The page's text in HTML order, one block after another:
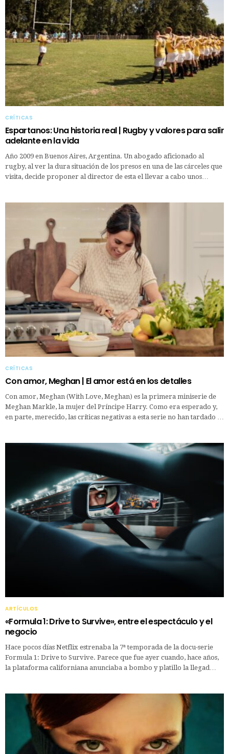
CRÍTICAS
Espartanos: Una historia real | Rugby y valores para salir
adelante en la vida
Año 2009 en Buenos Aires, Argentina. Un abogado aficionado al
rugby, al ver la dura situación de los presos en una de las cárceles que
visita, decide proponer al director de esta el llevar a cabo unos…
CRÍTICAS
Con amor, Meghan | El amor está en los detalles
Con amor, Meghan (With Love, Meghan) es la primera miniserie de
Meghan Markle, la mujer del Príncipe Harry. Como era esperado y,
en parte, merecido, las críticas negativas a esta serie no han tardado …
ARTÍCULOS
«Formula 1: Drive to Survive», entre el espectáculo y el
negocio
Hace pocos días Netflix estrenaba la 7ª temporada de la docu-serie
Formula 1: Drive to Survive. Parece que fue ayer cuando, hace años,
la plataforma californiana anunciaba a bombo y platillo la llegad…